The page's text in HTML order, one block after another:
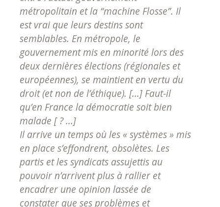
métropolitain et la “machine Flosse”. Il
est vrai que leurs destins sont
semblables. En métropole, le
gouvernement mis en minorité lors des
deux dernières élections (régionales et
européennes), se maintient en vertu du
droit (et non de l’éthique). [...] Faut-il
qu’en France la démocratie soit bien
malade [ ? ...]
Il arrive un temps où les « systèmes » mis
en place s’effondrent, obsolètes. Les
partis et les syndicats assujettis au
pouvoir n’arrivent plus à rallier et
encadrer une opinion lassée de
constater que ses problèmes et